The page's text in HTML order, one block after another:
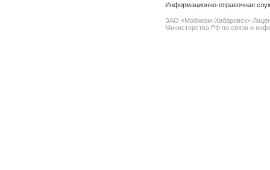
Информационно-справочная
ЗАО «Мобиком-Хабаровск»
Министерства РФ по связи и